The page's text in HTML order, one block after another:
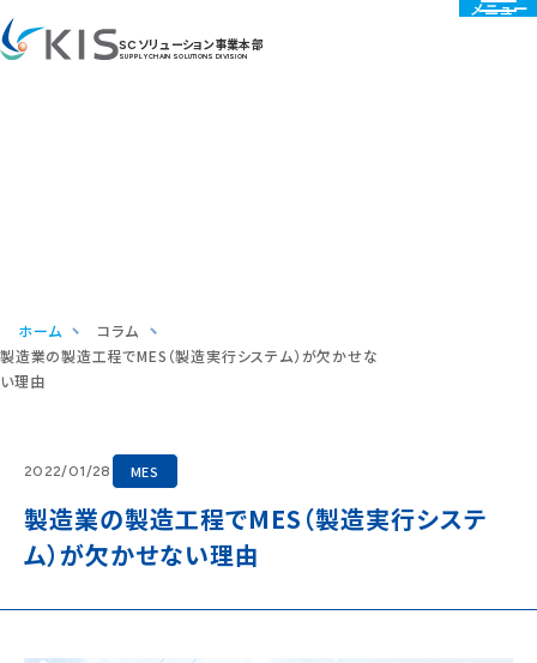
SCソリューション事業本部
SUPPLY CHAIN SOLUTIONS DIVISION
メニュー
ホーム
コラム
製造業の製造工程でMES（製造実行システム）が欠かせな
い理由
2022/01/28 MES
製造業の製造工程でMES（製造実行システ
ム）が欠かせない理由